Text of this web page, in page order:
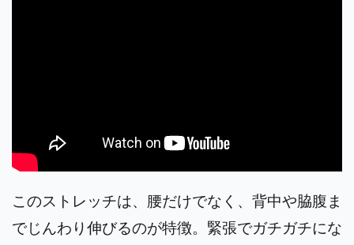
このストレッチは、腰だけでなく、背中や脇腹ま
でじんわり伸びるのが特徴。緊張でガチガチにな